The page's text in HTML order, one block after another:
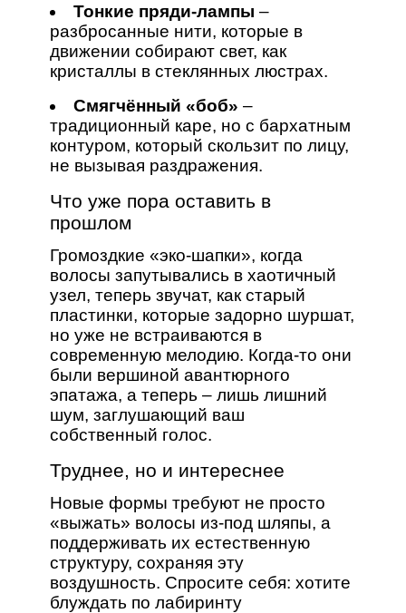
Тонкие пряди‑лампы –
разбросанные нити, которые в
движении собирают свет, как
кристаллы в стеклянных люстрах.
Смягчённый «боб» –
традиционный каре, но с бархатным
контуром, который скользит по лицу,
не вызывая раздражения.
Что уже пора оставить в
прошлом
Громоздкие «эко‑шапки», когда
волосы запутывались в хаотичный
узел, теперь звучат, как старый
пластинки, которые задорно шуршат,
но уже не встраиваются в
современную мелодию. Когда‑то они
были вершиной авантюрного
эпатажа, а теперь – лишь лишний
шум, заглушающий ваш
собственный голос.
Труднее, но и интереснее
Новые формы требуют не просто
«выжать» волосы из‑под шляпы, а
поддерживать их естественную
структуру, сохраняя эту
воздушность. Спросите себя: хотите
блуждать по лабиринту